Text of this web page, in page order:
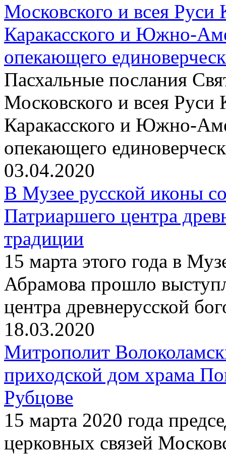
Московского и всея Руси
Каракасского и Южно-
опекающего
Пасхальные послания
Московского и всея Руси
Каракасского и Южно-
опекающего
03.04.2020
В Музее русской иконы
Патриаршего центра
традиции
15 марта этого года в
Абрамова прошло
центра древнерусской
18.03.2020
Митрополит
приходской дом храма
Рубцове
15 марта 2020 года
церковных связей